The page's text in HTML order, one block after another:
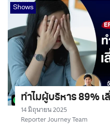
Shows
ทำไมผู้บริหาร 89% เ
14 มิถุนายน 2025
Reporter Journey Team